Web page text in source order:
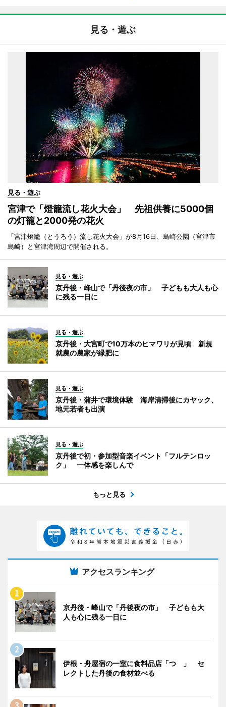
見る・遊ぶ
見る・遊ぶ
宮津で「燈籠流し花火大会」 先祖供養に5000個
の灯籠と2000発の花火
「宮津燈籠（とうろう）流し花火大会」が8月16日、島崎公園（宮津市
島崎）と宮津湾周辺で開催される。
見る・遊ぶ
京丹後・峰山で「丹後夜の市」 子どもも大人も心
に残る一日に
見る・遊ぶ
京丹後・大宮町で10万本のヒマワリが見頃 新規
就農の農家が緑肥に
見る・遊ぶ
京丹後・蒲井で環境体験 海岸清掃後にカヤック、
地元若者も出演
見る・遊ぶ
京丹後で初・参加型音楽イベント「フルテンロッ
ク」 一体感を楽しんで
もっと見る
アクセスランキング
京丹後・峰山で「丹後夜の市」 子どもも大
人も心に残る一日に
伊根・舟屋宿の一室に食料品店「つゝ」 セ
レクトした丹後の食材並べる